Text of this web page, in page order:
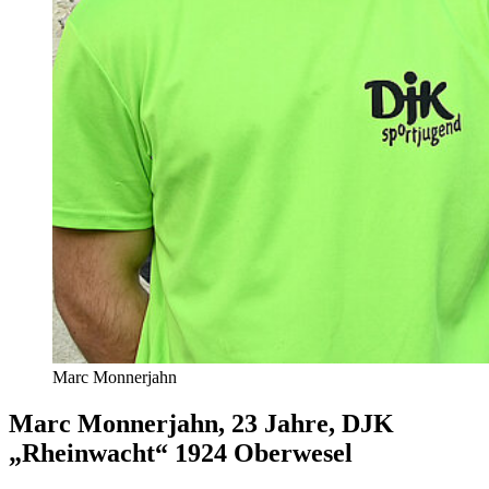
Marc Monnerjahn
Marc Monnerjahn, 23 Jahre, DJK
„Rheinwacht“ 1924 Oberwesel